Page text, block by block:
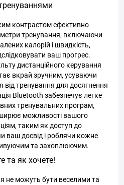
контрастом ефективно
тренування, включаючи
калорій і швидкість,
ваш прогрес.
дистанційного керування
вкрай зручним, усуваючи
від тренування для досягнення
Bluetooth забезпечує легке
тренувальних програм,
можливості вашого
таким як доступ до
ваш досвід і роблячи кожне
та захоплюючим.
та як хочете!
не можуть бути веселими та